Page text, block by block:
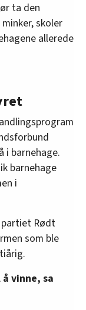
ta den
skoler
allerede
i barnehage.
barnehage
i
Rødt
som ble
vinne, sa